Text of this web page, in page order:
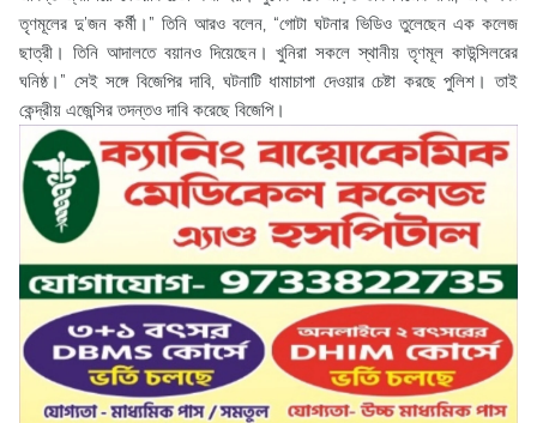
তৃণমূলের দু’জন কর্মী।” তিনি আরও বলেন, “গোটা ঘটনার ভিডিও তুলেছেন এক কলেজ
ছাত্রী। তিনি আদালতে বয়ানও দিয়েছেন। খুনিরা সকলে স্থানীয় তৃণমূল কাউন্সিলরের
ঘনিষ্ঠ।” সেই সঙ্গে বিজেপির দাবি, ঘটনাটি ধামাচাপা দেওয়ার চেষ্টা করছে পুলিশ। তাই
কেন্দ্রীয় এজেন্সির তদন্তও দাবি করেছে বিজেপি।